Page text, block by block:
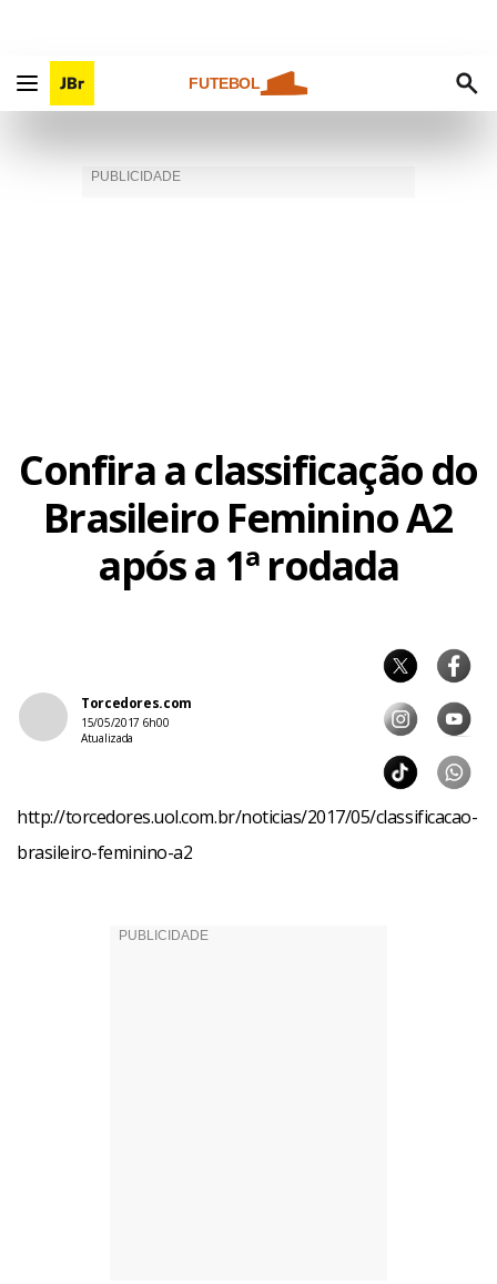
FUTEBOL
Confira a classificação do
Brasileiro Feminino A2
após a 1ª rodada
Torcedores.com
15/05/2017 6h00
Atualizada
http://torcedores.uol.com.br/noticias/2017/05/classificacao-
brasileiro-feminino-a2